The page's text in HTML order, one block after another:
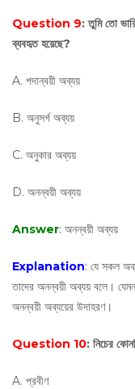
Question 9: তুমি তো
ব্যবহৃত হয়েছে?
A. পদান্বয়ী অব্যয়
B. অনুসর্গ অব্যয়
C. অনুকার অব্যয়
D. অনন্বয়ী অব্যয়
Answer: অনন্বয়ী অব্যয়
Explanation: যে সকল
তাদের অনন্বয়ী অব্যয় বলে।
অনন্বয়ী অব্যয়ের উদাহরণ।
Question 10: নিচের
A. প্রবীণ